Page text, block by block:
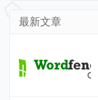
最新文章